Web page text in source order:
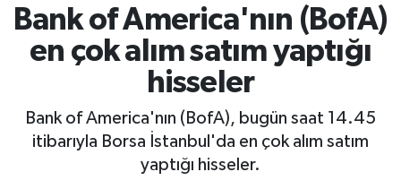
Bank of America'nın (BofA)
en çok alım satım yaptığı
hisseler
Bank of America'nın (BofA), bugün saat 14.45
itibarıyla Borsa İstanbul'da en çok alım satım
yaptığı hisseler.
Bitcoin
Şirket Haberleri
BIST 100 Isı Haritası